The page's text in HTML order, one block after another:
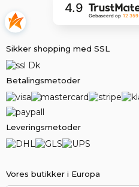
Vores butikker i Europa
4.9
Gebaseerd op 12 359
Sikker shopping med SSL
Betalingsmetoder
Leveringsmetoder